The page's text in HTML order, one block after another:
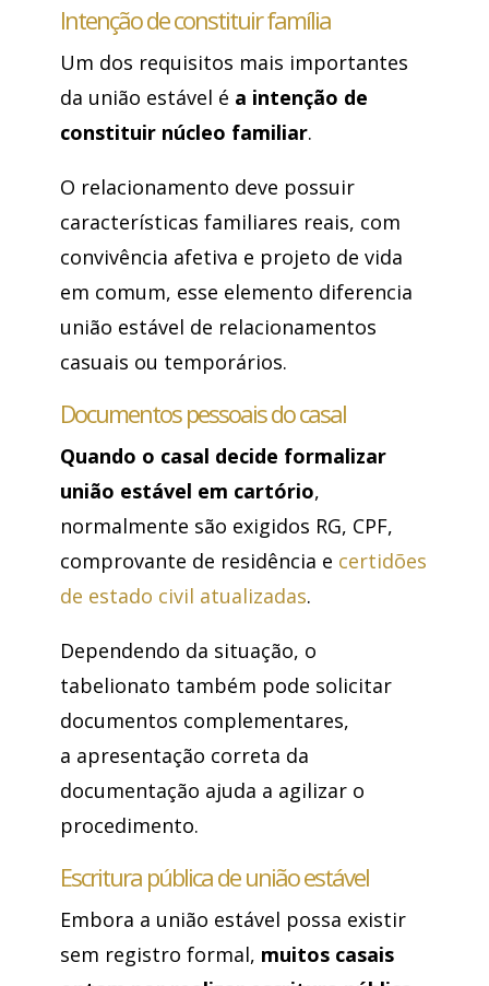
Intenção de constituir família
Um dos requisitos mais importantes
da união estável é a intenção de
constituir núcleo familiar.
O relacionamento deve possuir
características familiares reais, com
convivência afetiva e projeto de vida
em comum, esse elemento diferencia
união estável de relacionamentos
casuais ou temporários.
Documentos pessoais do casal
Quando o casal decide formalizar
união estável em cartório,
normalmente são exigidos RG, CPF,
comprovante de residência e certidões
de estado civil atualizadas.
Dependendo da situação, o
tabelionato também pode solicitar
documentos complementares,
a apresentação correta da
documentação ajuda a agilizar o
procedimento.
Escritura pública de união estável
Embora a união estável possa existir
sem registro formal, muitos casais